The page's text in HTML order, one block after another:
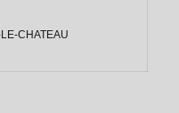
CHATEAU